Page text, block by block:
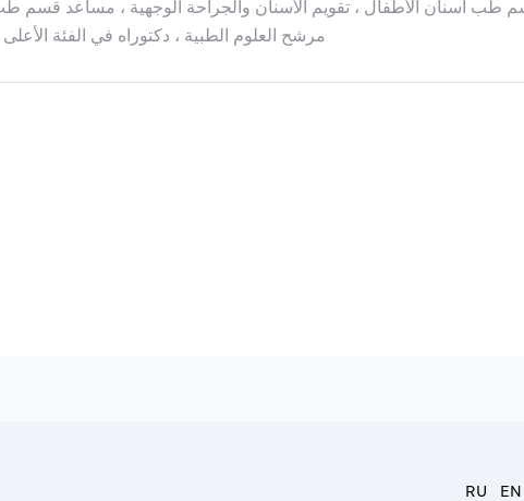
طب أسنان الأطفال ، تقويم الأسنان والجراحة الوجهية ، مساعد قسم
FPK و PPS ، مرشح العلوم الطبية ، دكتوراه في الفئة الأعلى
RU EN